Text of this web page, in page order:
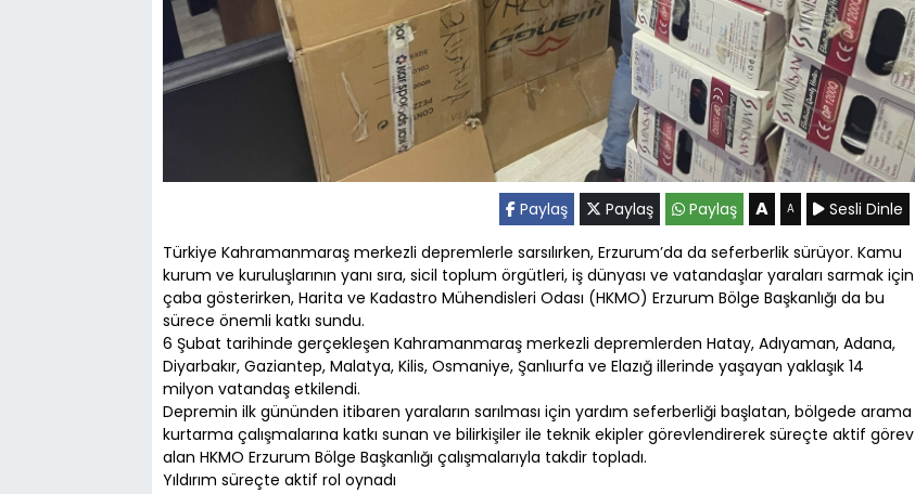
Paylaş Paylaş Paylaş A A
Sesli Dinle
Türkiye Kahramanmaraş merkezli depremlerle sarsılırken, Erzurum’da da seferberlik sürüyor. Kamu
kurum ve kuruluşlarının yanı sıra, sicil toplum örgütleri, iş dünyası ve vatandaşlar yaraları sarmak için
çaba gösterirken, Harita ve Kadastro Mühendisleri Odası (HKMO) Erzurum Bölge Başkanlığı da bu
sürece önemli katkı sundu.
6 Şubat tarihinde gerçekleşen Kahramanmaraş merkezli depremlerden Hatay, Adıyaman, Adana,
Diyarbakır, Gaziantep, Malatya, Kilis, Osmaniye, Şanlıurfa ve Elazığ illerinde yaşayan yaklaşık 14
milyon vatandaş etkilendi.
Depremin ilk gününden itibaren yaraların sarılması için yardım seferberliği başlatan, bölgede arama
kurtarma çalışmalarına katkı sunan ve bilirkişiler ile teknik ekipler görevlendirerek süreçte aktif görev
alan HKMO Erzurum Bölge Başkanlığı çalışmalarıyla takdir topladı.
Yıldırım süreçte aktif rol oynadı